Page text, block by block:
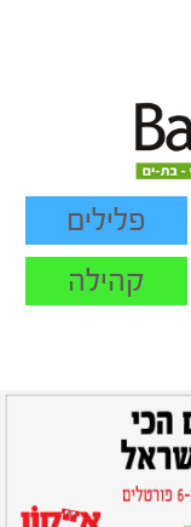
פלילים
קהילה